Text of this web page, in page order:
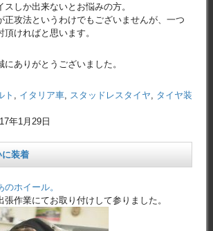
しか出来ないとお悩みの方。
正攻法というわけでもございませんが、一つ
ければと思います。
ありがとうございました。
ト , イタリア車, スタッドレスタイヤ, タイヤ装
年1月29日
に装着
ホイール。
作業にてお取り付けして参りました。